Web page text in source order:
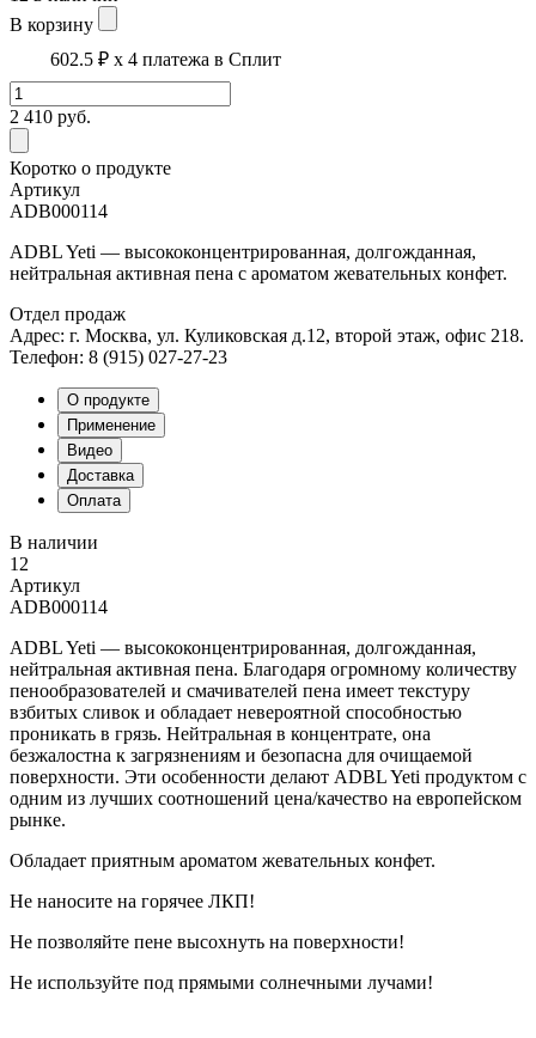
В корзину
602.5 ₽x 4 платежа в Сплит
2 410 руб.
Коротко о продукте
Артикул
ADB000114
ADBL Yeti — высококонцентрированная, долгожданная,
нейтральная активная пена с ароматом жевательных конфет.
Отдел продаж
Адрес: г. Москва, ул. Куликовская д.12, второй этаж, офис 218.
Телефон: 8 (915) 027-27-23
О продукте
Применение
Видео
Доставка
Оплата
В наличии
12
Артикул
ADB000114
ADBL Yeti — высококонцентрированная, долгожданная,
нейтральная активная пена. Благодаря огромному количеству
пенообразователей и смачивателей пена имеет текстуру
взбитых сливок и обладает невероятной способностью
проникать в грязь. Нейтральная в концентрате, она
безжалостна к загрязнениям и безопасна для очищаемой
поверхности. Эти особенности делают ADBL Yeti продуктом с
одним из лучших соотношений цена/качество на европейском
рынке.
Обладает приятным ароматом жевательных конфет.
Не наносите на горячее ЛКП!
Не позволяйте пене высохнуть на поверхности!
Не используйте под прямыми солнечными лучами!